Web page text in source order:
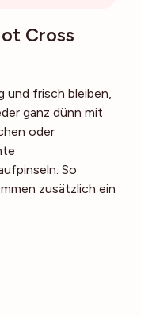
Cross
und frisch bleiben,
ganz dünn mit
oder
So
zusätzlich ein